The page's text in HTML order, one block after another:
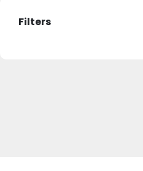
Filters